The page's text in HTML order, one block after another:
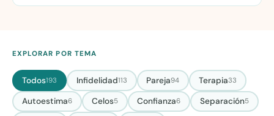
EXPLORAR POR TEMA
Todos193 Infidelidad113 Pareja94 Terapia33
Autoestima6 Celos5 Confianza6 Separación5